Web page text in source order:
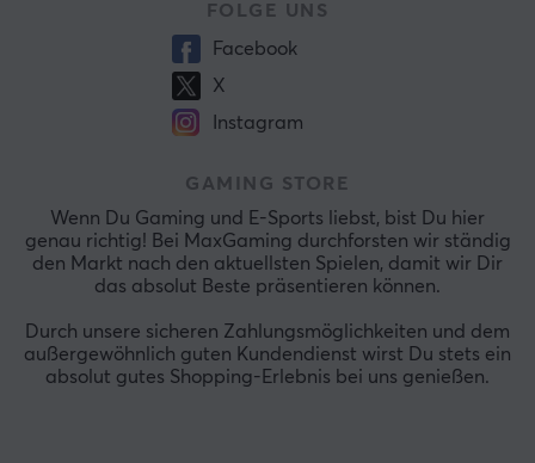
FOLGE UNS
Facebook
X
Instagram
GAMING STORE
Wenn Du Gaming und E-Sports liebst, bist Du hier
genau richtig! Bei MaxGaming durchforsten wir ständig
den Markt nach den aktuellsten Spielen, damit wir Dir
das absolut Beste präsentieren können.
Durch unsere sicheren Zahlungsmöglichkeiten und dem
außergewöhnlich guten Kundendienst wirst Du stets ein
absolut gutes Shopping-Erlebnis bei uns genießen.